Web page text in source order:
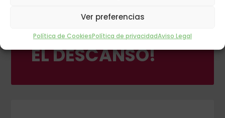
Ver preferencias
Política de CookiesPolítica de privacidadAviso Legal
GRUPO POLIGÓN
¡INNOVACIÓN EN
EL DESCANSO!